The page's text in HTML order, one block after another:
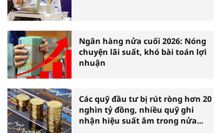
Ngân hàng nửa cuối 2026: Nóng
chuyện lãi suất, khó bài toán lợi
nhuận
Các quỹ đầu tư bị rút ròng hơn 20
nghìn tỷ đồng, nhiều quỹ ghi
nhận hiệu suất âm trong nửa